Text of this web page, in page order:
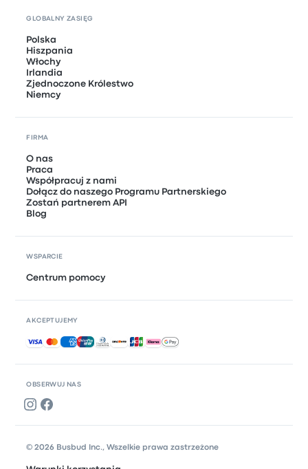
OBSERWUJ NAS
GLOBALNY ZASIĘG
Polska
Hiszpania
Włochy
Irlandia
Zjednoczone Królestwo
Niemcy
FIRMA
O nas
Praca
Współpracuj z nami
Dołącz do naszego Programu Partnerskiego
Zostań partnerem API
Blog
WSPARCIE
Centrum pomocy
AKCEPTUJEMY
Akceptowane płatności
© 2026 Busbud Inc., Wszelkie prawa zastrzeżone